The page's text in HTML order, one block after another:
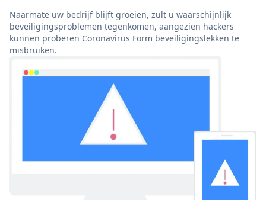
Naarmate uw bedrijf blijft groeien, zult u waarschijnlijk
beveiligingsproblemen tegenkomen, aangezien hackers
kunnen proberen Coronavirus Form beveiligingslekken te
misbruiken.